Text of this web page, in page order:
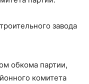
завода
обкома партии,
комитета